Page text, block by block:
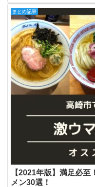
まとめ記事
【2021年版】満足必
メン30選！